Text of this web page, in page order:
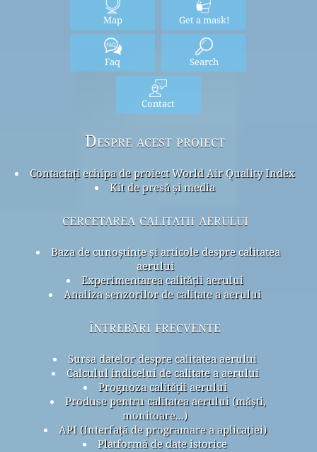
Map Get a mask!
Faq Search
Contact
Despre acest proiect
Contactați echipa de proiect World Air Quality Index
Kit de presă și media
cercetarea calitatii aerului
Baza de cunoștințe și articole despre calitatea
aerului
Experimentarea calității aerului
Analiza senzorilor de calitate a aerului
întrebări frecvente
Sursa datelor despre calitatea aerului
Calculul indicelui de calitate a aerului
Prognoza calității aerului
Produse pentru calitatea aerului (măști,
monitoare...)
API (Interfață de programare a aplicației)
Platformă de date istorice